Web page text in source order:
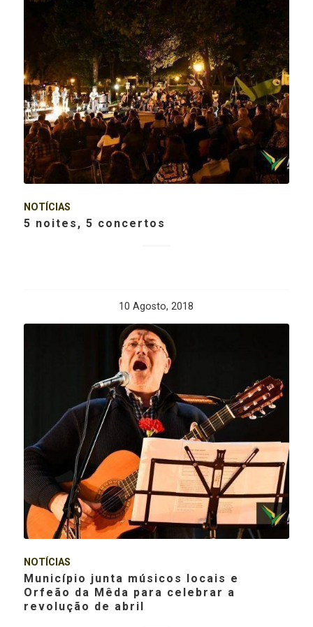
NOTÍCIAS
5 noites, 5 concertos
10 Agosto, 2018
NOTÍCIAS
Município junta músicos locais e
Orfeão da Mêda para celebrar a
revolução de abril